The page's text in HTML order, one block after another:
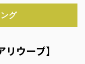
グ
ウープ】